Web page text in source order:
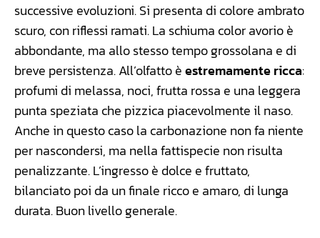
successive evoluzioni. Si presenta di colore ambrato
scuro, con riflessi ramati. La schiuma color avorio è
abbondante, ma allo stesso tempo grossolana e di
breve persistenza. All’olfatto èestremamente ricca:
profumi di melassa, noci, frutta rossa e una leggera
punta speziata che pizzica piacevolmente il naso.
Anche in questo caso la carbonazione non fa niente
per nascondersi, ma nella fattispecie non risulta
penalizzante. L’ingresso è dolce e fruttato,
bilanciato poi da un finale ricco e amaro, di lunga
durata. Buon livello generale.